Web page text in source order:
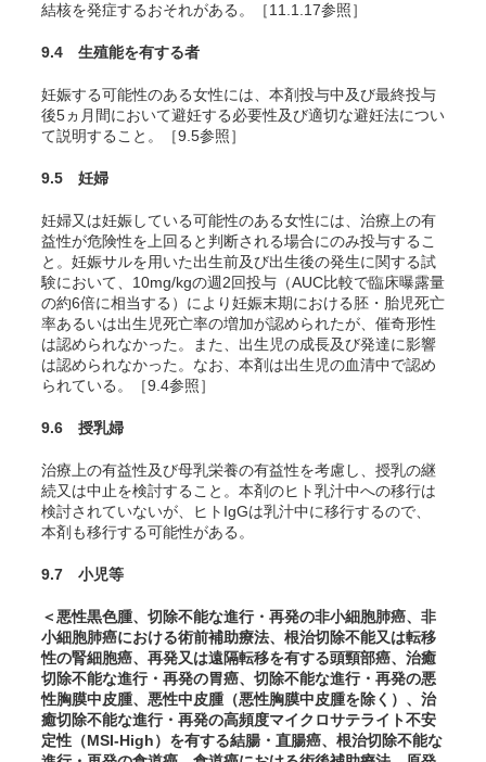
結核を発症するおそれがある。［11.1.17参照］
9.4 生殖能を有する者
妊娠する可能性のある女性には、本剤投与中及び最終投与
後5ヵ月間において避妊する必要性及び適切な避妊法につい
て説明すること。［9.5参照］
9.5 妊婦
妊婦又は妊娠している可能性のある女性には、治療上の有
益性が危険性を上回ると判断される場合にのみ投与するこ
と。妊娠サルを用いた出生前及び出生後の発生に関する試
験において、10mg/kgの週2回投与（AUC比較で臨床曝露量
の約6倍に相当する）により妊娠末期における胚・胎児死亡
率あるいは出生児死亡率の増加が認められたが、催奇形性
は認められなかった。また、出生児の成長及び発達に影響
は認められなかった。なお、本剤は出生児の血清中で認め
られている。［9.4参照］
9.6 授乳婦
治療上の有益性及び母乳栄養の有益性を考慮し、授乳の継
続又は中止を検討すること。本剤のヒト乳汁中への移行は
検討されていないが、ヒトIgGは乳汁中に移行するので、
本剤も移行する可能性がある。
9.7 小児等
＜悪性黒色腫、切除不能な進行・再発の非小細胞肺癌、非
小細胞肺癌における術前補助療法、根治切除不能又は転移
性の腎細胞癌、再発又は遠隔転移を有する頭頸部癌、治癒
切除不能な進行・再発の胃癌、切除不能な進行・再発の悪
性胸膜中皮腫、悪性中皮腫（悪性胸膜中皮腫を除く）、治
癒切除不能な進行・再発の高頻度マイクロサテライト不安
定性（MSI-High）を有する結腸・直腸癌、根治切除不能な